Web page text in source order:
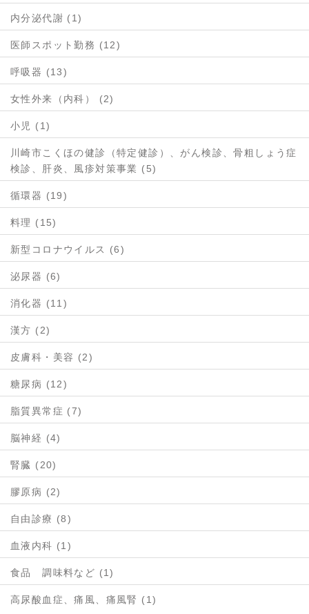
内分泌代謝 (1)
医師スポット勤務 (12)
呼吸器 (13)
女性外来（内科） (2)
小児 (1)
川崎市こくほの健診（特定健診）、がん検診、骨粗しょう症
検診、肝炎、風疹対策事業 (5)
循環器 (19)
料理 (15)
新型コロナウイルス (6)
泌尿器 (6)
消化器 (11)
漢方 (2)
皮膚科・美容 (2)
糖尿病 (12)
脂質異常症 (7)
脳神経 (4)
腎臓 (20)
膠原病 (2)
自由診療 (8)
血液内科 (1)
食品 調味料など (1)
高尿酸血症、痛風、痛風腎 (1)